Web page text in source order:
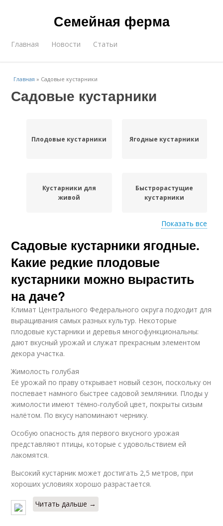
Семейная ферма
Главная Новости Статьи
Главная » Садовые кустарники
Садовые кустарники
Плодовые кустарники Ягодные кустарники
Кустарники для
живой
Быстрорастущие
кустарники
Вечнозеленые
кустарники
Кустарники для
сибири
Показать все
Садовые кустарники ягодные.
Какие редкие плодовые
кустарники можно вырастить
на даче?
Климат Центрального Федерального округа подходит для
выращивания самых разных культур. Некоторые
плодовые кустарники и деревья многофункциональны:
дают вкусный урожай и служат прекрасным элементом
декора участка.
Жимолость голубая
Её урожай по праву открывает новый сезон, поскольку он
поспевает намного быстрее садовой земляники. Плоды у
жимолости имеют тёмно-голубой цвет, покрыты сизым
налётом. По вкусу напоминают чернику.
Особую опасность для первого вкусного урожая
представляют птицы, которые с удовольствием ей
лакомятся.
Высокий кустарник может достигать 2,5 метров, при
хороших условиях хорошо разрастается.
Читать дальше →